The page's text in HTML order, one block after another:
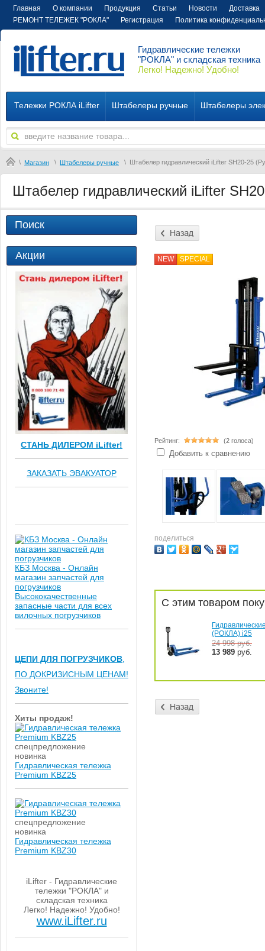
Главная О компании Продукция Статьи Новости
Доставка
РЕМОНТ ТЕЛЕЖЕК "РОКЛА"
Регистрация Политика
Гидравлические тележки
"РОКЛА" и складская техника
Легко! Надежно! Удобно!
Тележки РОКЛА iLifter Штабелеры ручные Штабелеры
\ Магазин \ Штабелеры ручные \ Штабелер гидравлический iLifter SH20-25
Штабелер гидравлический iLifter
Поиск
Акции
СТАНЬ ДИЛЕРОМ iLifter!
ЗАКАЗАТЬ ЭВАКУАТОР
КБЗ Москва - Онлайн
магазин запчастей для
погрузчиков
Высококачественные
запасные части для всех
вилочных погрузчиков
ЦЕПИ ДЛЯ ПОГРУЗЧИКОВ
ПО ДОКРИЗИСНЫМ ЦЕНАМ!
Звоните!
Хиты продаж!
спецпредложение
новинка
Гидравлическая тележка
Premium KBZ25
спецпредложение
новинка
Гидравлическая тележка
Premium KBZ30
iLifter - Гидравлические
тележки "РОКЛА" и
складская техника
Легко! Надежно! Удобно!
www.iLifter.ru
Рейтинг: (2 голоса)
Добавить к сравнению
NEW SPECIAL
поделиться
C этим товаром
(РОКЛА) i25
24 998руб.
13 989 руб.